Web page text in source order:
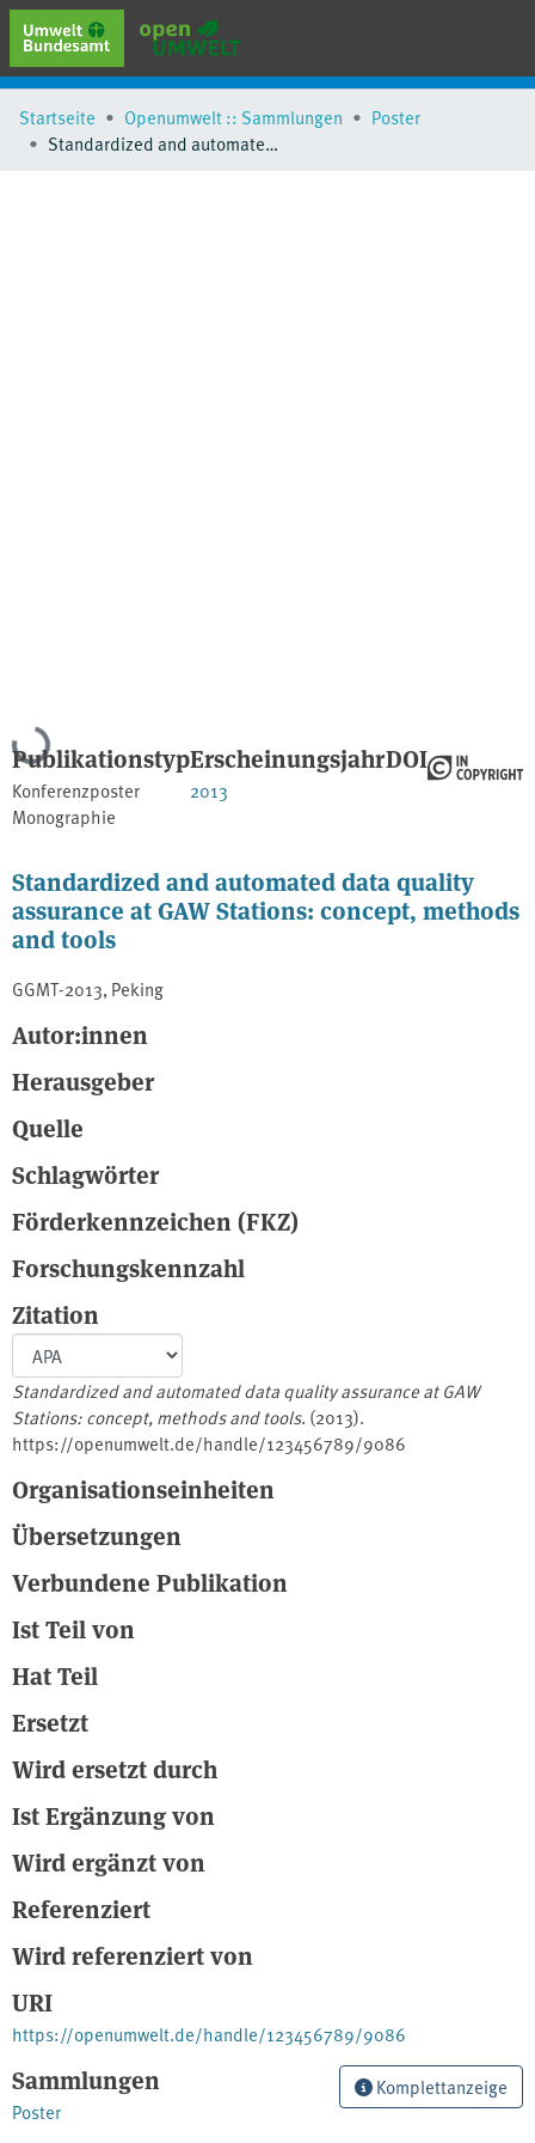
erweiterte Suche
Browse
Startseite Openumwelt :: Sammlungen
Poster
Standardized and automated data quality assurance at GAW Stations: concept, methods and tools
Lade...
Publikationstyp
Konferenzposter
Monographie
Erscheinungsjahr
2013
DOI
Standardized and automated data quality
assurance at GAW Stations: concept, methods
and tools
GGMT-2013, Peking
Autor:innen
Herausgeber
Quelle
Schlagwörter
Förderkennzeichen (FKZ)
Forschungskennzahl
Zitation
Standardized and automated data quality assurance at GAW
Stations: concept, methods and tools. (2013).
https://openumwelt.de/handle/123456789/9086
Organisationseinheiten
Übersetzungen
Verbundene Publikation
Ist Teil von
Hat Teil
Ersetzt
Wird ersetzt durch
Ist Ergänzung von
Wird ergänzt von
Referenziert
Wird referenziert von
URI
https://openumwelt.de/handle/123456789/9086
Sammlungen
Poster
Komplettanzeige